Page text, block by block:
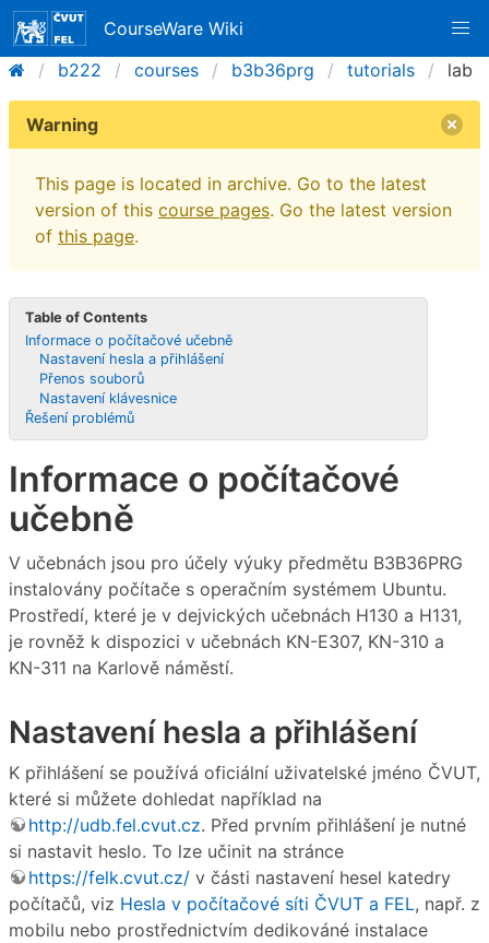
CourseWare Wiki
b222
courses b3b36prg tutorials lab
Warning
This page is located in archive. Go to the latest
version of this course pages. Go the latest version
of this page.
Table of Contents
Informace o počítačové učebně
Nastavení hesla a přihlášení
Přenos souborů
Nastavení klávesnice
Řešení problémů
Informace o počítačové
učebně
V učebnách jsou pro účely výuky předmětu B3B36PRG
instalovány počítače s operačním systémem Ubuntu.
Prostředí, které je v dejvických učebnách H130 a H131,
je rovněž k dispozici v učebnách KN-E307, KN-310 a
KN-311 na Karlově náměstí.
Nastavení hesla a přihlášení
K přihlášení se používá oficiální uživatelské jméno ČVUT,
které si můžete dohledat například na
http://udb.fel.cvut.cz. Před prvním přihlášení je nutné
si nastavit heslo. To lze učinit na stránce
https://felk.cvut.cz/ v části nastavení hesel katedry
počítačů, viz Hesla v počítačové síti ČVUT a FEL, např. z
mobilu nebo prostřednictvím dedikováné instalace